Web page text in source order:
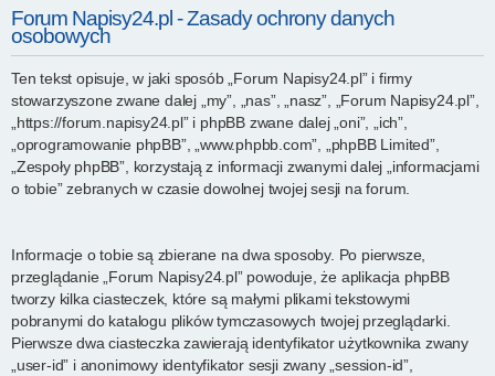
k
Forum Napisy24.pl - Zasady ochrony danych
osobowych
Ten tekst opisuje, w jaki sposób „Forum Napisy24.pl” i firmy
stowarzyszone zwane dalej „my”, „nas”, „nasz”, „Forum Napisy24.pl”,
„https://forum.napisy24.pl” i phpBB zwane dalej „oni”, „ich”,
„oprogramowanie phpBB”, „www.phpbb.com”, „phpBB Limited”,
„Zespoły phpBB”, korzystają z informacji zwanymi dalej „informacjami
o tobie” zebranych w czasie dowolnej twojej sesji na forum.
Informacje o tobie są zbierane na dwa sposoby. Po pierwsze,
przeglądanie „Forum Napisy24.pl” powoduje, że aplikacja phpBB
tworzy kilka ciasteczek, które są małymi plikami tekstowymi
pobranymi do katalogu plików tymczasowych twojej przeglądarki.
Pierwsze dwa ciasteczka zawierają identyfikator użytkownika zwany
„user-id” i anonimowy identyfikator sesji zwany „session-id”,